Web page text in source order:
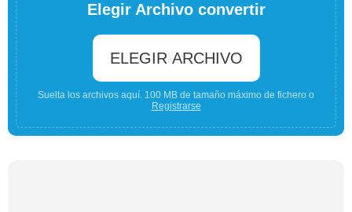
Elegir Archivo convertir
ELEGIR ARCHIVO
Suelta los archivos aquí. 100 MB de tamaño máximo de fichero o
Registrarse